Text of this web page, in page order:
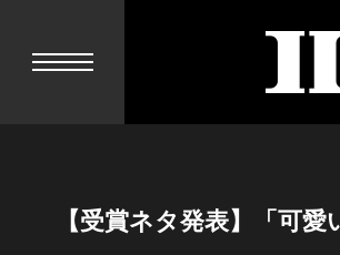
II
【受賞ネタ発表】「可